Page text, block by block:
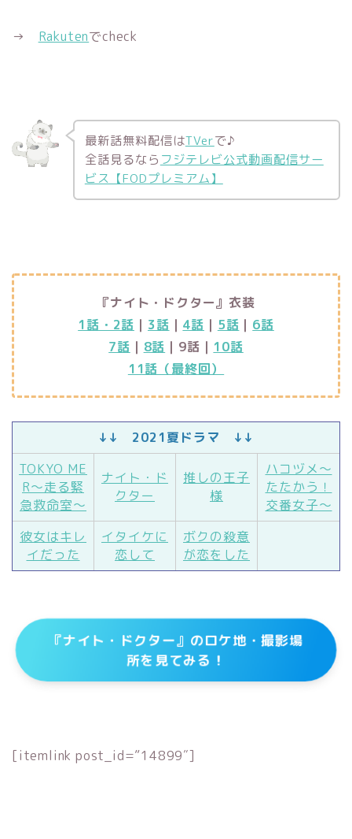
→ Rakutenでcheck
最新話無料配信はTVerで♪
全話見るなら フジテレビ公式動画配信サー
ビス【FODプレミアム】
『ナイト・ドクター』衣装
1話・2話 ｜ 3話 ｜ 4話 ｜ 5話 ｜ 6話
7話 ｜ 8話 ｜9話｜ 10話
11話（最終回）
↓↓ 2021夏ドラマ ↓↓
TOKYO ME
R～走る緊
急救命室～
ナイト・ド
クター
推しの王子
様
ハコヅメ～
たたかう！
交番女子～
彼女はキレ
イだった
イタイケに
恋して
ボクの殺意
が恋をした
『ナイト・ドクター』のロケ地・撮影場
所を見てみる！
[itemlink post_id=”14899″]